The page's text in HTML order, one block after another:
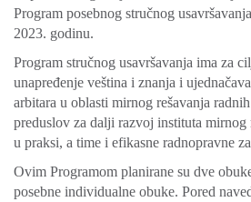
Program posebnog stručnog
2023. godinu.
Program stručnog usavršavanja ima za
unapređenje veština i znanja i
arbitara u oblasti mirnog rešavanja
preduslov za dalji razvoj instituta mirnog
u praksi, a time i efikasne radnopravne
Ovim Programom planirane su dve
posebne individualne obuke. Pored